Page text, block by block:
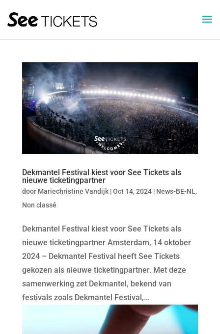
Dekmantel Festival kiest voor See Tickets als
nieuwe ticketingpartner
door Mariechristine Vandijk|Oct 14, 2024| News-BE-NL,
Non classé
Dekmantel Festival kiest voor See Tickets als
nieuwe ticketingpartner Amsterdam, 14 oktober
2024 – Dekmantel Festival heeft See Tickets
gekozen als nieuwe ticketingpartner. Met deze
samenwerking zet Dekmantel, bekend van
festivals zoals Dekmantel Festival,...